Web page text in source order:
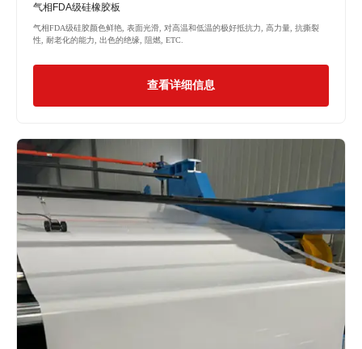
气相FDA级硅橡胶板
气相FDA级硅胶颜色鲜艳, 表面光滑, 对高温和低温的极好抵抗力, 高力量, 抗撕裂
性, 耐老化的能力, 出色的绝缘, 阻燃, ETC.
查看详细信息